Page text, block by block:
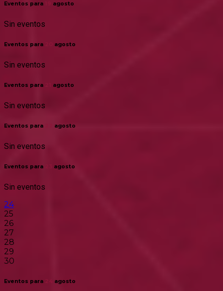
Eventos para agosto
Sin eventos
Eventos para agosto
Sin eventos
Eventos para agosto
Sin eventos
Eventos para agosto
Sin eventos
Eventos para agosto
Sin eventos
24
25
26
27
28
29
30
Eventos para agosto